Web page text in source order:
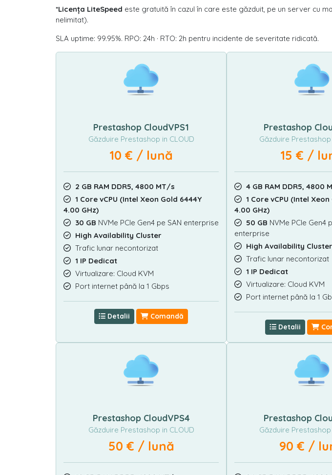
*Licența LiteSpeed este gratuită în cazul în care este găzduit, pe un server cu
nelimitat).
SLA uptime: 99.95%. RPO: 24h · RTO: 2h pentru incidente de severitate ridicată.
Prestashop CloudVPS1
Găzduire Prestashop in CLOUD
10 € / lună
2 GB RAM DDR5, 4800 MT/s
1 Core vCPU (Intel Xeon Gold 6444Y
4.00 GHz)
30 GB NVMe PCIe Gen4 pe SAN enterprise
High Availability Cluster
Trafic lunar necontorizat
1 IP Dedicat
Virtualizare: Cloud KVM
Port internet până la 1 Gbps
Detalii Comandă
Prestashop
Găzduire Prestashop
15 € /
4 GB RAM DDR5, 4800
1 Core vCPU (Intel
4.00 GHz)
50 GB NVMe PCIe Gen4
enterprise
High Availability Cluster
Trafic lunar necontorizat
1 IP Dedicat
Virtualizare: Cloud KVM
Port internet până la 1
Detalii
Prestashop CloudVPS4
Găzduire Prestashop in CLOUD
50 € / lună
Prestashop
Găzduire Prestashop
90 € /